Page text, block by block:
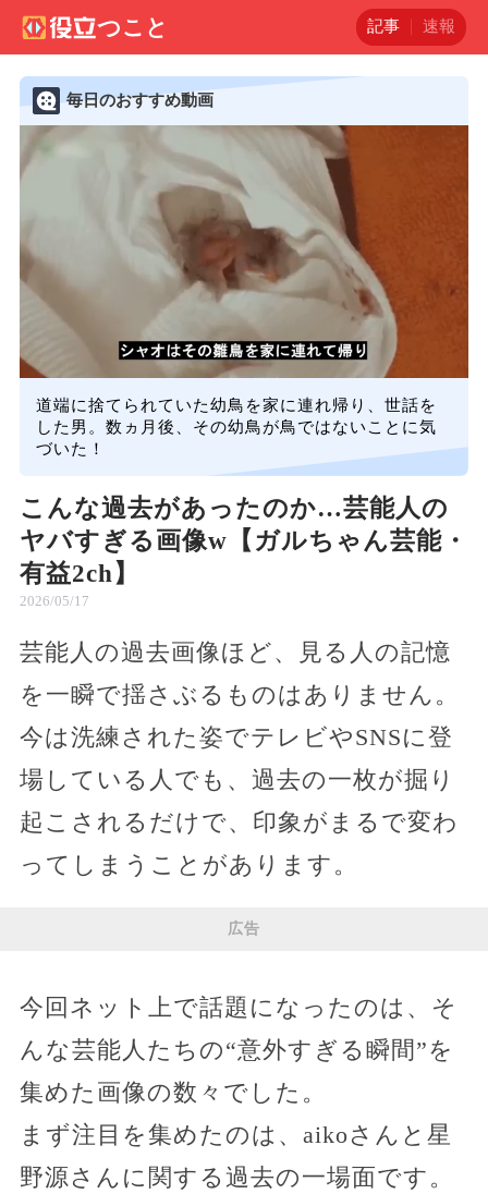
記事 速報
毎日のおすすめ動画
道端に捨てられていた幼鳥を家に連れ帰り、世話を
した男。数ヵ月後、その幼鳥が鳥ではないことに気
づいた！
こんな過去があったのか…芸能人の
ヤバすぎる画像w【ガルちゃん芸能・
有益2ch】
2026/05/17
芸能人の過去画像ほど、見る人の記憶
を一瞬で揺さぶるものはありません。
今は洗練された姿でテレビやSNSに登
場している人でも、過去の一枚が掘り
起こされるだけで、印象がまるで変わ
ってしまうことがあります。
広告
今回ネット上で話題になったのは、そ
んな芸能人たちの“意外すぎる瞬間”を
集めた画像の数々でした。
まず注目を集めたのは、aikoさんと星
野源さんに関する過去の一場面です。